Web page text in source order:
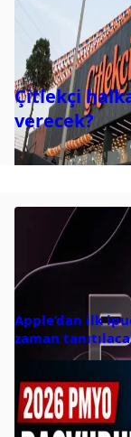
Çitlekçi
verecek?
Apple’dan ilk
zaman